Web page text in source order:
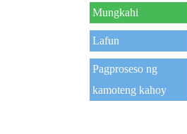
Mungkahi
Lafun
Pagproseso ng
kamoteng kahoy